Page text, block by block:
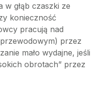
w głąb czaszki ze
konieczność
pracują nad
przez
mało wydajne, jeśli
obrotach” przez